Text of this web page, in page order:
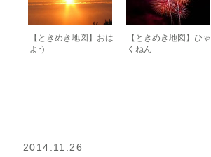
【ときめき地図】おは
よう
【ときめき地図】ひゃ
くねん
2014.11.26